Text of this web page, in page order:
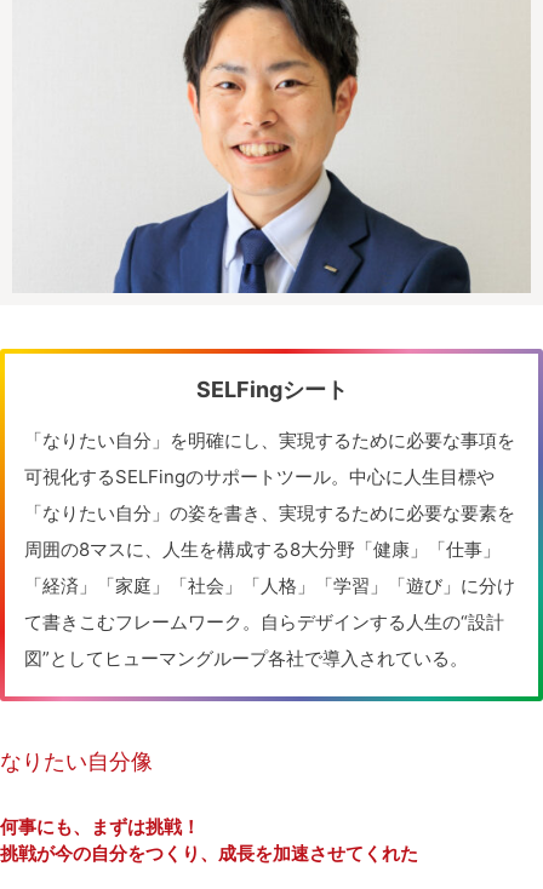
SELFingシート
「なりたい自分」を明確にし、実現するために必要な事項を
可視化するSELFingのサポートツール。中心に人生目標や
「なりたい自分」の姿を書き、実現するために必要な要素を
周囲の8マスに、人生を構成する8大分野「健康」「仕事」
「経済」「家庭」「社会」「人格」「学習」「遊び」に分け
て書きこむフレームワーク。自らデザインする人生の“設計
図”としてヒューマングループ各社で導入されている。
なりたい自分像
何事にも、まずは挑戦！
挑戦が今の自分をつくり、成長を加速させてくれた